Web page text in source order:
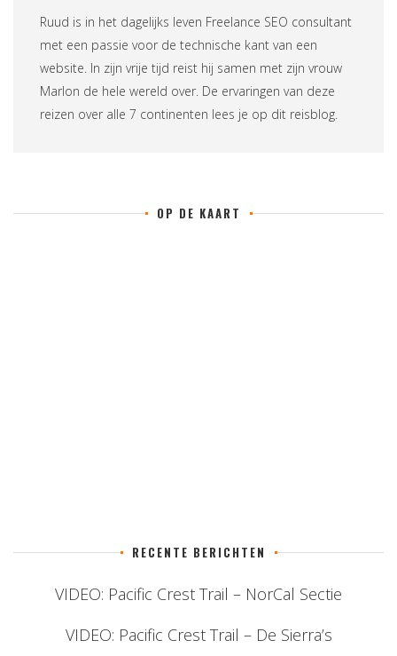
Ruud is in het dagelijks leven Freelance SEO consultant
met een passie voor de technische kant van een
website. In zijn vrije tijd reist hij samen met zijn vrouw
Marlon de hele wereld over. De ervaringen van deze
reizen over alle 7 continenten lees je op dit reisblog.
OP DE KAART
RECENTE BERICHTEN
VIDEO: Pacific Crest Trail – NorCal Sectie
VIDEO: Pacific Crest Trail – De Sierra’s